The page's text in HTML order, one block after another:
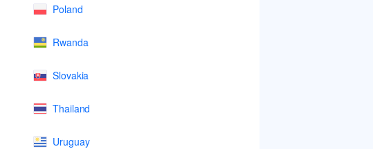
Poland
Rwanda
Slovakia
Thailand
Uruguay